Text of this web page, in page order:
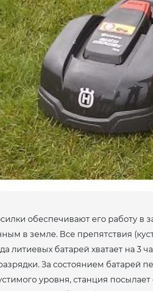
обеспечивают его работу в
в земле. Все препятствия
литиевых батарей хватает на
За состоянием батарей
уровня, станция